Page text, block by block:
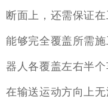
断面上，还需保证
能够完全覆盖所需
器人各覆盖左右半
在输送运动方向上